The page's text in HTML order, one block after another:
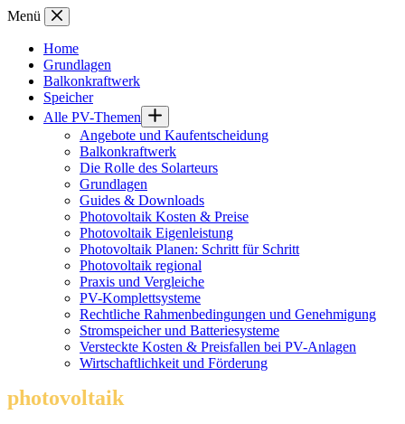
Zum
springen
Menü
Home
Grundlagen
Balkonkraftwerk
Speicher
Alle PV-Themen
Angebote und Kaufentscheidung
Balkonkraftwerk
Die Rolle des Solarteurs
Grundlagen
Guides & Downloads
Photovoltaik Kosten & Preise
Photovoltaik Eigenleistung
Photovoltaik Planen: Schritt für Schritt
Photovoltaik regional
Praxis und Vergleiche
PV-Komplettsysteme
Rechtliche Rahmenbedingungen und Genehmigung
Stromspeicher und Batteriesysteme
Versteckte Kosten & Preisfallen bei PV-Anlagen
Wirtschaftlichkeit und Förderung
photovoltaik